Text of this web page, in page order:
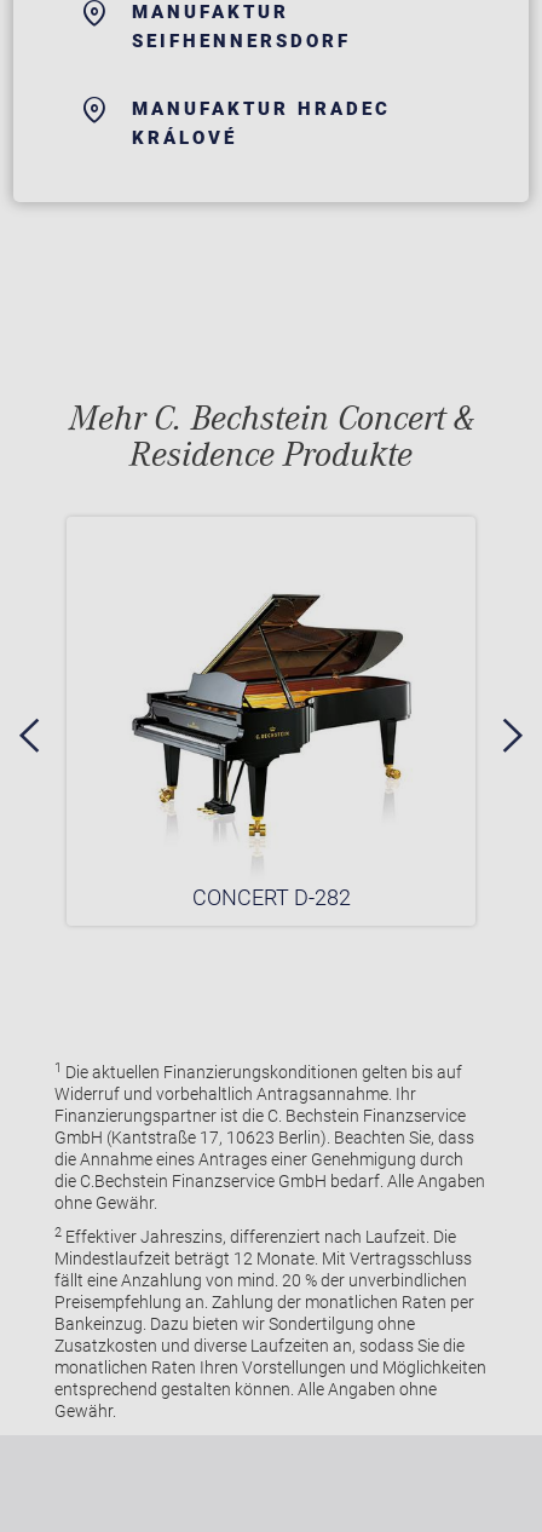
MANUFAKTUR
SEIFHENNERSDORF
MANUFAKTUR HRADEC
KRÁLOVÉ
Mehr C. Bechstein Concert &
Residence Produkte
CONCERT D-282
1 Die aktuellen Finanzierungskonditionen gelten bis auf
Widerruf und vorbehaltlich Antragsannahme. Ihr
Finanzierungspartner ist die C. Bechstein Finanzservice
GmbH (Kantstraße 17, 10623 Berlin). Beachten Sie, dass
die Annahme eines Antrages einer Genehmigung durch
die C.Bechstein Finanzservice GmbH bedarf. Alle Angaben
ohne Gewähr.
2Effektiver Jahreszins, differenziert nach Laufzeit. Die
Mindestlaufzeit beträgt 12 Monate. Mit Vertragsschluss
fällt eine Anzahlung von mind. 20 % der unverbindlichen
Preisempfehlung an. Zahlung der monatlichen Raten per
Bankeinzug. Dazu bieten wir Sondertilgung ohne
Zusatzkosten und diverse Laufzeiten an, sodass Sie die
monatlichen Raten Ihren Vorstellungen und Möglichkeiten
entsprechend gestalten können. Alle Angaben ohne
Gewähr.